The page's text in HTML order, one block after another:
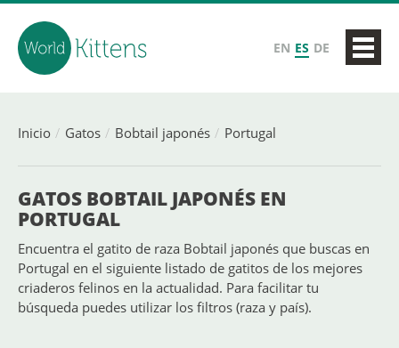
EN ES DE
Inicio Gatos Bobtail japonés Portugal
GATOS BOBTAIL JAPONÉS EN
PORTUGAL
Encuentra el gatito de raza Bobtail japonés que buscas en
Portugal en el siguiente listado de gatitos de los mejores
criaderos felinos en la actualidad. Para facilitar tu
búsqueda puedes utilizar los filtros (raza y país).